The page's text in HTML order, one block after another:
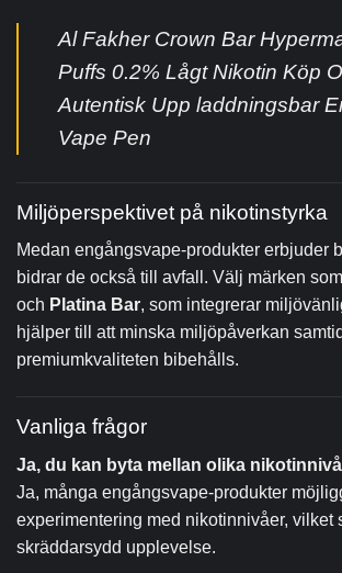
Al Fakher Crown Bar
Puffs 0.2% Lågt Nikotin Köp
Autentisk Upp laddningsbar
Vape Pen
Miljöperspektivet på nikotinstyrka
Medan engångsvape-produkter erbjuder
bidrar de också till avfall. Välj märken som
och Platina Bar, som integrerar
hjälper till att minska miljöpåverkan
premiumkvaliteten bibehålls.
Vanliga frågor
Ja, du kan byta mellan olika
Ja, många engångsvape-produkter
experimentering med nikotinnivåer, vilket
skräddarsydd upplevelse.